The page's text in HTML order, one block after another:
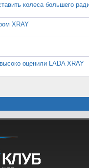
колеса большего
XRAY
оценили LADA XRAY